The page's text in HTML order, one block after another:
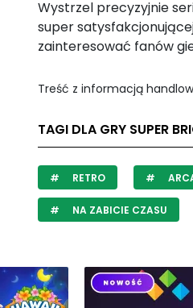
Wystrzel precyzyjnie
super
zainteresować fanów
Treść z informacją
TAGI DLA GRY SUPER
RETRO
NA ZABICIE CZASU